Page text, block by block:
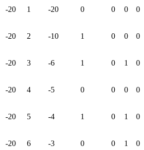
-20 1 -20 0 0 0 0
-20 2 -10 1 0 0 0
-20 3 -6 1 0 1 0
-20 4 -5 0 0 0 0
-20 5 -4 1 0 1 0
-20 6 -3 0 0 1 0